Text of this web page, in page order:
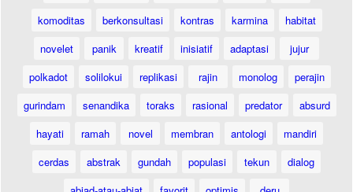
komoditas
berkonsultasi kontras karmina
habitat
novelet
panik kreatif inisiatif adaptasi
jujur
polkadot
solilokui replikasi rajin monolog
perajin
gurindam
senandika toraks rasional predator
absurd
hayati
ramah novel membran antologi
mandiri
cerdas
abstrak gundah populasi tekun
dialog